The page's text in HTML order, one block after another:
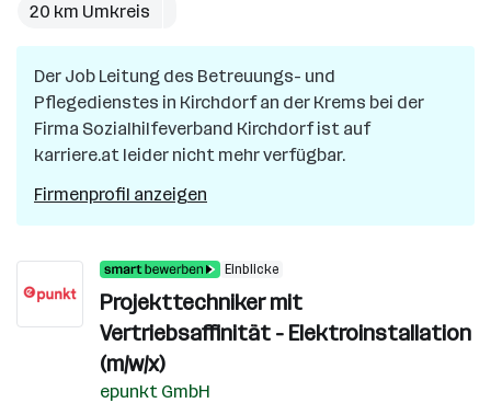
an
Krems
20 km Umkreis
Der Job Leitung des Betreuungs- und
Pflegedienstes in Kirchdorf an der Krems bei der
Firma Sozialhilfeverband Kirchdorfist auf
karriere.at leider nicht mehr verfügbar.
Firmenprofil anzeigen
Einblicke
Projekttechniker mit
Vertriebsaffinität - Elektroinstallation
(m/w/x)
epunkt GmbH